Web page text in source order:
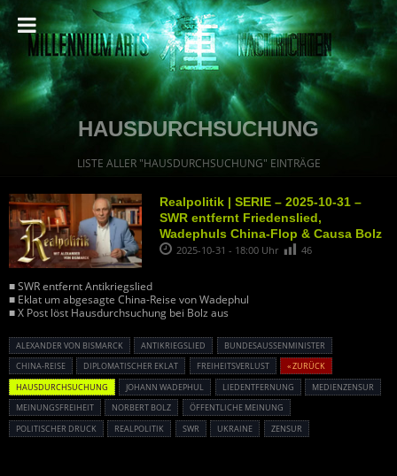
HAUSDURCHSUCHUNG
LISTE ALLER "HAUSDURCHSUCHUNG" EINTRÄGE
Realpolitik | SERIE – 2025-10-31 –
SWR entfernt Friedenslied,
Wadephuls China-Flop & Causa Bolz
2025-10-31 - 18:00 Uhr 46
■ SWR entfernt Antikriegslied
■ Eklat um abgesagte China-Reise von Wadephul
■ X Post löst Hausdurchsuchung bei Bolz aus
ALEXANDER VON BISMARCK ANTIKRIEGSLIED
BUNDESAUSSENMINISTER
CHINA-REISE
DIPLOMATISCHER EKLAT FREIHEITSVERLUST
« ZURÜCK
HAUSDURCHSUCHUNG
JOHANN WADEPHUL LIEDENTFERNUNG
MEDIENZENSUR
MEINUNGSFREIHEIT
NORBERT BOLZ
ÖFFENTLICHE MEINUNG
POLITISCHER DRUCK
REALPOLITIK SWR UKRAINE ZENSUR